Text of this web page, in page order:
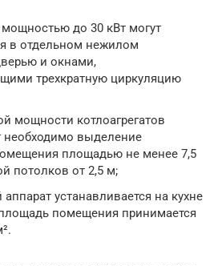
до 30 кВт могут
в отдельном нежилом
и окнами,
трехкратную циркуляцию
мощности котлоагрегатов
необходимо выделение
площадью не менее 7,5
потолков от 2,5 м;
устанавливается на кухне
помещения принимается